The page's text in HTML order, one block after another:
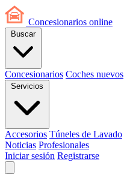
Concesionarios online
Buscar
Concesionarios Coches nuevos
Servicios
Accesorios Túneles de Lavado
Noticias Profesionales
Iniciar sesión Registrarse